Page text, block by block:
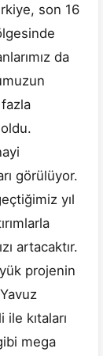
son 16
da
görülüyor.
yıl
artacaktır.
projenin
kıtaları
mega